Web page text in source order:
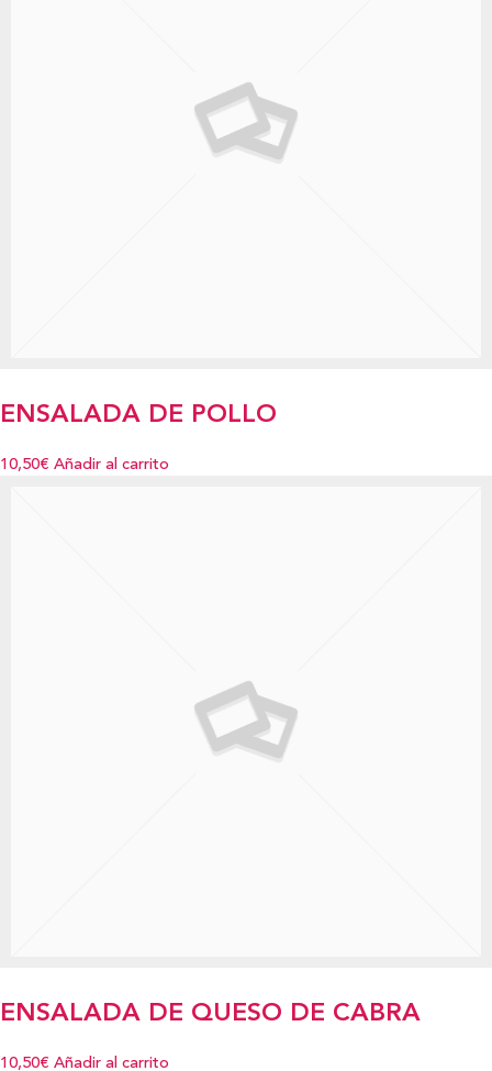
ENSALADA DE POLLO
10,50€ Añadir al carrito
ENSALADA DE QUESO DE CABRA
10,50€ Añadir al carrito